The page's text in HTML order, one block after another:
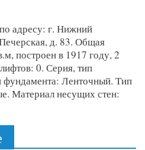
адресу: г. Нижний
д. 83. Общая
построен в 1917 году, 2
0. Серия, тип
фундамента: Ленточный. Тип
Материал несущих стен: